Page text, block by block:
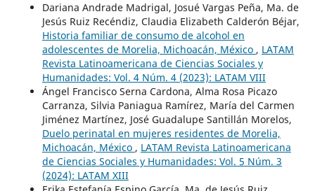
Dariana Andrade Madrigal, Josué Vargas Peña, Ma. de
Jesús Ruiz Recéndiz, Claudia Elizabeth Calderón Béjar,
Historia familiar de consumo de alcohol en
adolescentes de Morelia, Michoacán, México , LATAM
Revista Latinoamericana de Ciencias Sociales y
Humanidades: Vol. 4 Núm. 4 (2023): LATAM VIII
Ángel Francisco Serna Cardona, Alma Rosa Picazo
Carranza, Silvia Paniagua Ramírez, María del Carmen
Jiménez Martínez, José Guadalupe Santillán Morelos,
Duelo perinatal en mujeres residentes de Morelia,
Michoacán, México , LATAM Revista Latinoamericana
de Ciencias Sociales y Humanidades: Vol. 5 Núm. 3
(2024): LATAM XIII